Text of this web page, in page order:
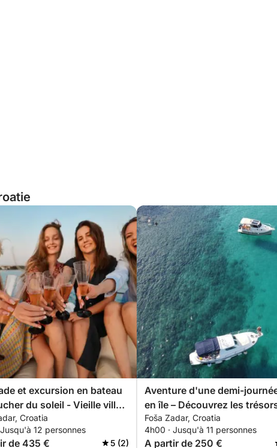
et excursion en bateau
du soleil - Vieille ville
Croatia
12 personnes
de 435 € 5 (2)
Aventure d'une demi-
en île – Découvrez les
cachés de Zadar
Foša Zadar, Croatia
4h00 · Jusqu'à 11 personnes
A partir de 250 €